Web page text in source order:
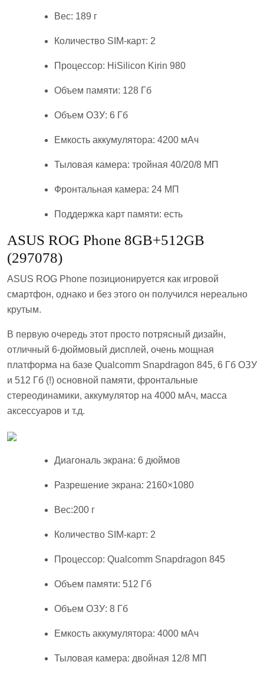
Вес: 189 г
Количество SIM-карт: 2
Процессор: HiSilicon Kirin 980
Объем памяти: 128 Гб
Объем ОЗУ: 6 Гб
Емкость аккумулятора: 4200 мАч
Тыловая камера: тройная 40/20/8 МП
Фронтальная камера: 24 МП
Поддержка карт памяти: есть
ASUS ROG Phone 8GB+512GB
(297078)
ASUS ROG Phone позиционируется как игровой
смартфон, однако и без этого он получился нереально
крутым.
В первую очередь этот просто потрясный дизайн,
отличный 6-дюймовый дисплей, очень мощная
платформа на базе Qualcomm Snapdragon 845, 6 Гб ОЗУ
и 512 Гб (!) основной памяти, фронтальные
стереодинамики, аккумулятор на 4000 мАч, масса
аксессуаров и т.д.
Диагональ экрана: 6 дюймов
Разрешение экрана: 2160×1080
Вес:200 г
Количество SIM-карт: 2
Процессор: Qualcomm Snapdragon 845
Объем памяти: 512 Гб
Объем ОЗУ: 8 Гб
Емкость аккумулятора: 4000 мАч
Тыловая камера: двойная 12/8 МП